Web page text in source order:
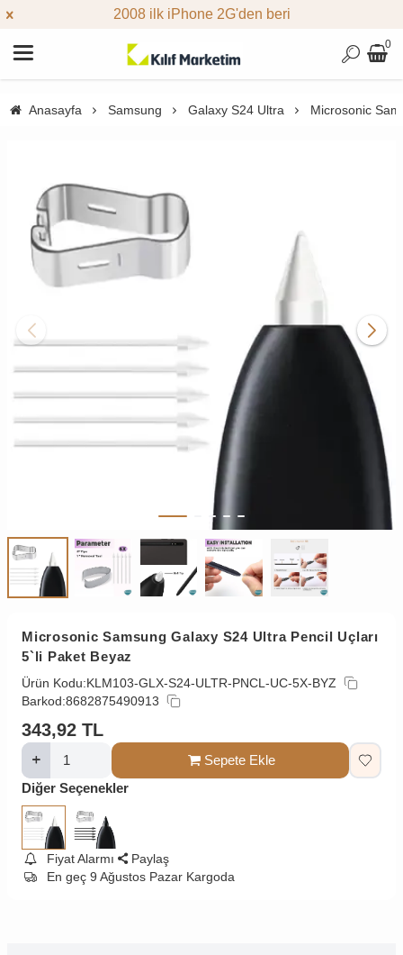
2008 ilk iPhone 2G'den beri
0
Anasayfa Samsung Galaxy S24 Ultra Microsonic
Microsonic Samsung Galaxy S24 Ultra Pencil Uçları
5`li Paket Beyaz
Ürün Kodu:KLM103-GLX-S24-ULTR-PNCL-UC-5X-BYZ
Barkod:8682875490913
343,92 TL
Sepete Ekle
Diğer Seçenekler
Fiyat Alarmı
Paylaş
En geç 9 Ağustos Pazar Kargoda